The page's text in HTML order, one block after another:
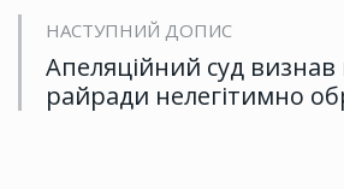
НАСТУПНИЙ ДОПИС
Апеляційний суд визнав
райради нелегітимно